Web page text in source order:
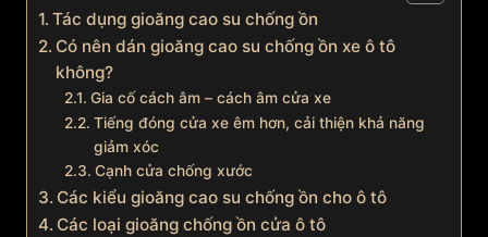
Tác dụng gioăng cao su chống ồn
Có nên dán gioăng cao su chống ồn xe ô tô
không?
Gia cố cách âm – cách âm cửa xe
Tiếng đóng cửa xe êm hơn, cải thiện khả năng
giảm xóc
Cạnh cửa chống xước
Các kiểu gioăng cao su chống ồn cho ô tô
Các loại gioăng chống ồn cửa ô tô